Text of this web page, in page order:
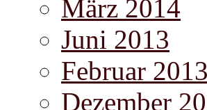
März 2014
Juni 2013
Februar 2013
Dezember